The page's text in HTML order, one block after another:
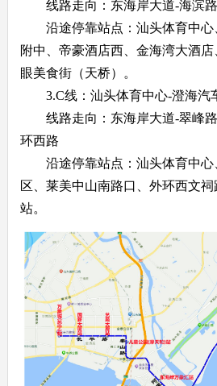
线路走向：东海岸大道-海滨路
沿途停靠站点：汕头体育中心
附中、帝豪酒店西、金海湾大酒
眼美食街（天桥）。
3.C线：汕头体育中心-澄海汽
线路走向：东海岸大道-翠峰路
环西路
沿途停靠站点：汕头体育中心
区、莱美中山南路口、外环西文
站。